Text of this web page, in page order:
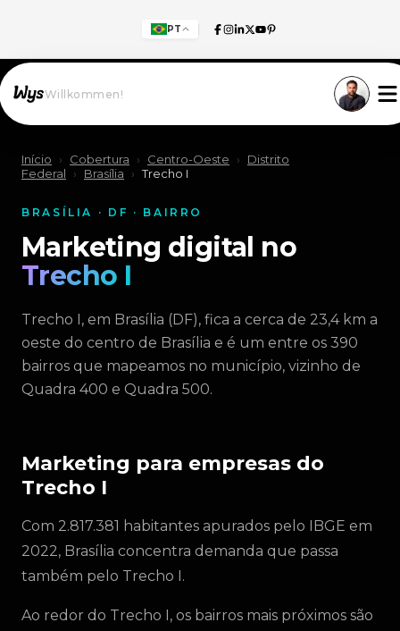
PT
Willkommen!
Início › Cobertura › Centro-Oeste ›
Distrito
Federal
› Brasília › Trecho I
BRASÍLIA · DF · BAIRRO
Marketing digital no
Trecho I
Trecho I, em Brasília (DF), fica a cerca de 23,4 km a
oeste do centro de Brasília e é um entre os 390
bairros que mapeamos no município, vizinho de
Quadra 400 e Quadra 500.
Marketing para empresas do
Trecho I
Com 2.817.381 habitantes apurados pelo IBGE em
2022, Brasília concentra demanda que passa
também pelo Trecho I.
Ao redor do Trecho I, os bairros mais próximos são